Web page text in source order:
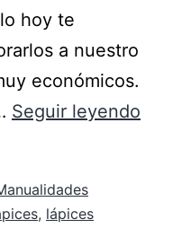
hoy te
a nuestro
económicos.
Seguir leyendo
, lápices